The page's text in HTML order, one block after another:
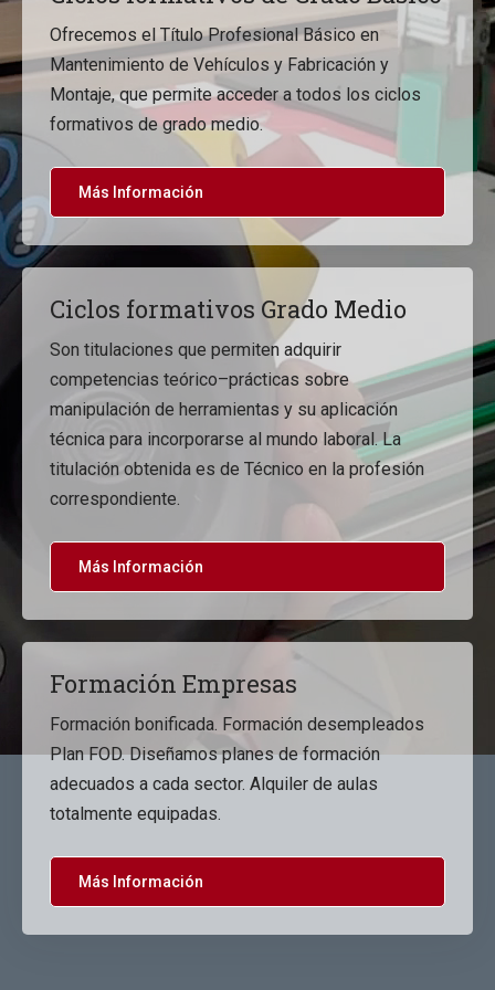
Ofrecemos el Título Profesional Básico en
Mantenimiento de Vehículos y Fabricación y
Montaje, que permite acceder a todos los ciclos
formativos de grado medio.
Más Información
Ciclos formativos Grado Medio
Son titulaciones que permiten adquirir
competencias teórico–prácticas sobre
manipulación de herramientas y su aplicación
técnica para incorporarse al mundo laboral. La
titulación obtenida es de Técnico en la profesión
correspondiente.
Más Información
Formación Empresas
Formación bonificada. Formación desempleados
Plan FOD. Diseñamos planes de formación
adecuados a cada sector. Alquiler de aulas
totalmente equipadas.
Más Información